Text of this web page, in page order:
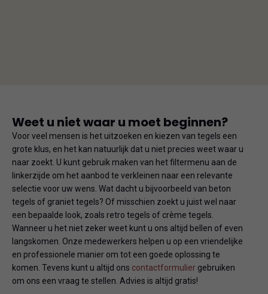
Weet u niet waar u moet beginnen?
Voor veel mensen is het uitzoeken en kiezen van tegels een
grote klus, en het kan natuurlijk dat u niet precies weet waar u
naar zoekt. U kunt gebruik maken van het filtermenu aan de
linkerzijde om het aanbod te verkleinen naar een relevante
selectie voor uw wens. Wat dacht u bijvoorbeeld van beton
tegels of graniet tegels? Of misschien zoekt u juist wel naar
een bepaalde look, zoals retro tegels of crème tegels.
Wanneer u het niet zeker weet kunt u ons altijd bellen of even
langskomen. Onze medewerkers helpen u op een vriendelijke
en professionele manier om tot een goede oplossing te
komen. Tevens kunt u altijd ons contactformulier gebruiken
om ons een vraag te stellen. Advies is altijd gratis!